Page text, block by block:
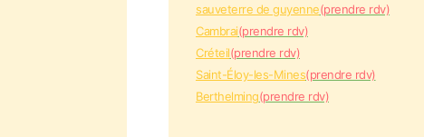
sauveterre de guyenne(prendre rdv)
Cambrai(prendre rdv)
Créteil(prendre rdv)
Saint-Éloy-les-Mines(prendre rdv)
Berthelming(prendre rdv)